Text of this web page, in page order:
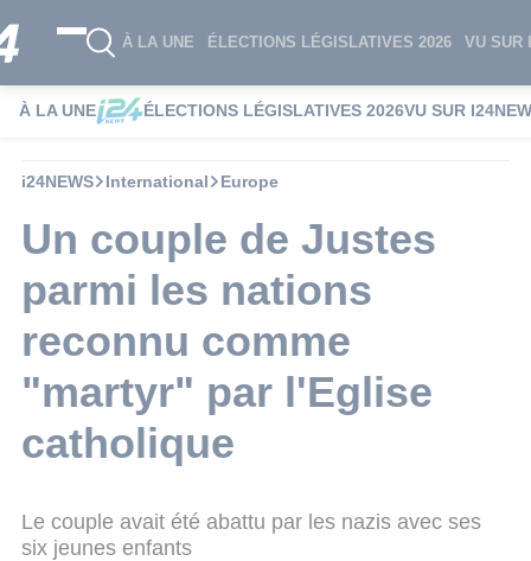
À LA UNE ÉLECTIONS LÉGISLATIVES 2026 VU SUR
À LA UNE ÉLECTIONS LÉGISLATIVES 2026VU SUR
i24NEWS International Europe
Un couple de Justes
parmi les nations
reconnu comme
"martyr" par l'Eglise
catholique
Le couple avait été abattu par les nazis avec ses
six jeunes enfants